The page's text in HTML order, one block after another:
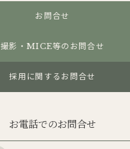
お問合せ
撮影・MICE等のお問合せ
採用に関するお問合せ
お電話でのお問合せ